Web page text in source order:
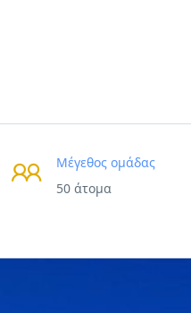
Μέγεθος ομάδας
50 άτομα